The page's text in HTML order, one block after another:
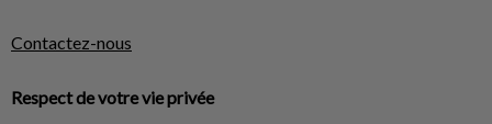
Contactez-nous
Respect de votre vie privée